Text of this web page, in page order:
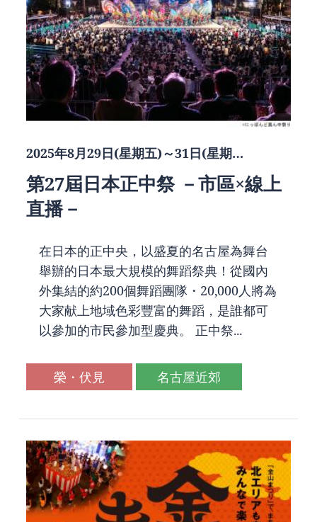
2025年8月29日(星期五)～31日(星期…
第27屆日本正中祭 －市區×線上
直播－
在日本的正中央，以盛夏的名古屋為舞台
舉辦的日本最大規模的舞蹈祭典！從國內
外集結的約200個舞蹈團隊・20,000人將為
大家献上地域色彩豐富的舞蹈，是誰都可
以參加的市民參加型慶典。 正中祭...
榮・伏見 名古屋近郊